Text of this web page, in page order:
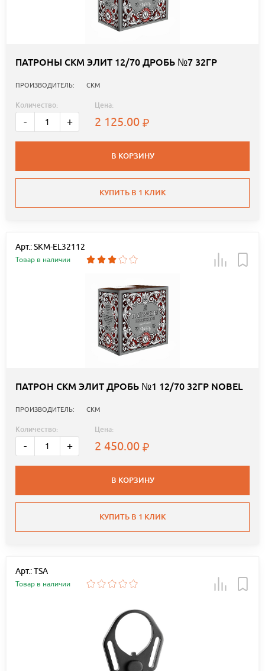
ПАТРОНЫ СКМ ЭЛИТ 12/70 ДРОБЬ №7 32ГР
ПРОИЗВОДИТЕЛЬ: СКМ
Количество:
- +
Цена:
2 125.00
В КОРЗИНУ
КУПИТЬ В 1 КЛИК
Арт.: SKM-EL32112
Товар в наличии
ПАТРОН СКМ ЭЛИТ ДРОБЬ №1 12/70 32ГР NOBEL
ПРОИЗВОДИТЕЛЬ: СКМ
Количество:
- +
Цена:
2 450.00
В КОРЗИНУ
КУПИТЬ В 1 КЛИК
Арт.: TSA
Товар в наличии